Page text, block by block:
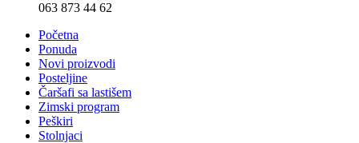
063 873 44 62
Početna
Ponuda
Novi proizvodi
Posteljine
Čaršafi sa lastišem
Zimski program
Peškiri
Stolnjaci